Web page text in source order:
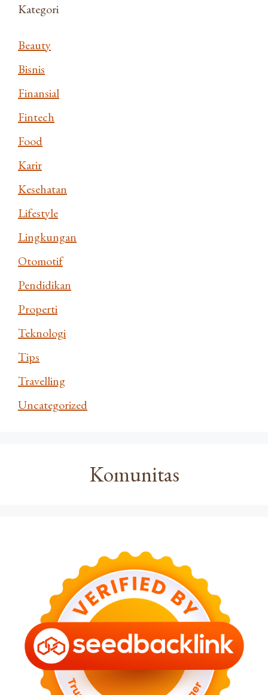
Kategori
Beauty
Bisnis
Finansial
Fintech
Food
Karir
Kesehatan
Lifestyle
Lingkungan
Otomotif
Pendidikan
Properti
Teknologi
Tips
Travelling
Uncategorized
Komunitas